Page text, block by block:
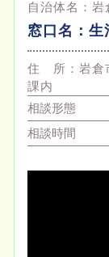
自治体名： 岩
窓口名： 生
住 所： 岩倉
課内
相談形態
相談時間